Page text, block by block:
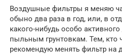
Воздушные фильтры я меняю
обыно два раза в год, или, в
какого-нибудь особо
пыльным грунтовкам. Тем, кто
рекомендую менять фильтр на